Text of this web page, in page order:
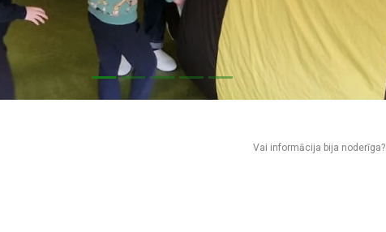
Vai informācija bija noderīga?